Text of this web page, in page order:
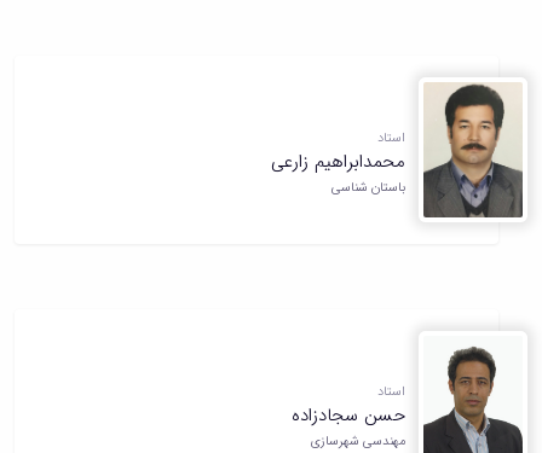
استاد
محمدابراهیم زارعی
باستان شناسی
استاد
حسن سجادزاده
مهندسی شهرسازی